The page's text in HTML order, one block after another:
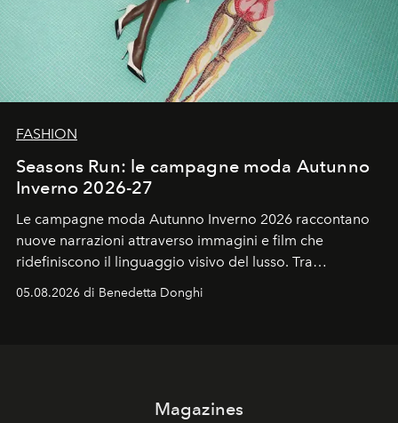
FASHION
Seasons Run: le campagne moda Autunno
Inverno 2026-27
Le campagne moda Autunno Inverno 2026 raccontano
nuove narrazioni attraverso immagini e film che
ridefiniscono il linguaggio visivo del lusso. Tra
contemporanea e storytelling d'autore, le maison
05.08.2026 di Benedetta Donghi
Magazines